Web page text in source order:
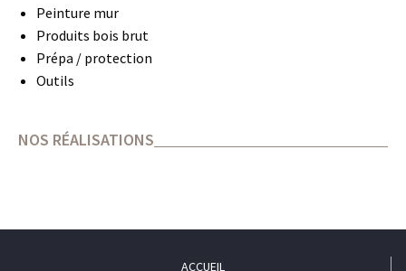
Peinture mur
Produits bois brut
Prépa / protection
Outils
NOS RÉALISATIONS
ACCUEIL